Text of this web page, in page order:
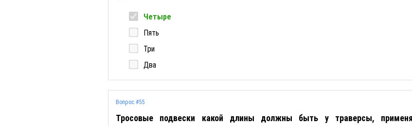
Четыре
Пять
Три
Два
Вопрос #55
Тросовые подвески какой длины должны быть у траверсы,